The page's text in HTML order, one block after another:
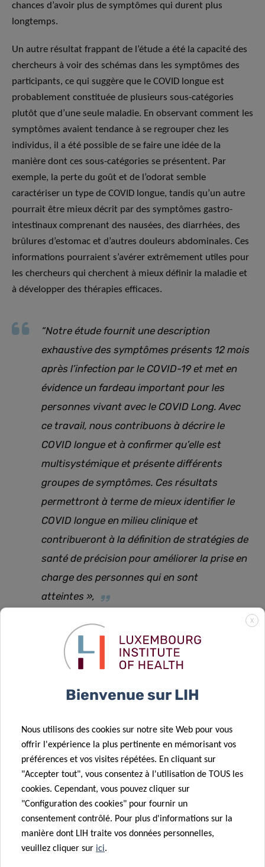
chances d’avoir plus de symptômes qui durent plus
longtemps.
Un autre résultat frappant de l’étude a été la capacité des
chercheurs à voir des schémas dans les symptômes des
participants, ce qui suggère que le COVID longue est
probablement constituée de plusieurs sous-catégories
plutôt que d’une seule maladie. En observant comment les
symptômes avaient tendance à se regrouper chez les
individus, il a été possible de se faire une idée de la
manière dont ces sous-catégories se présentent. Par
exemple, la perte du goût et de l’odorat semble
caractériser un type de COVID longue, tandis qu’un autre
pourrait être mieux décrit par des symptômes gastro-
intestinaux comprenant des nausées, des diarrhées, des
brûlures d’estomac et d’autres douleurs abdominales. Ces
informations pourraient s’avérer extrêmement utiles pour
les chercheurs qui cherchent à mieux définir la maladie et
à développer des thérapies efficaces.
“Notre étude fournit une description
exhaustive des symptômes présents 12 mois
après l’infection par le COVID-19 et met en
évidence un fardeau important pour les
personnes vivant avec le COVID Long. Avec
ce travail, nous contribuons à décrire le
COVID longue et à confirmer qu’elle est
multisystémique et présente différents
groupes de symptômes. Ces résultats
permettront à terme de mieux identifier le
COVID longue en milieu clinique et
contribueront à la définition de stratégies de
santé de précision pour améliorer la prise en
charge des personnes qui en sont
atteintes »,
résume l’auteure principale de l’étude, Aurélie
Fischer, coordinatrice scientifique au sein de l’unité
de recherche Deep Digital Phenotyping du LIH.
L’étude a été publiée le 5 août 2022 dansOpen Forum
par des pairs et consacrée à l’intersection de la science
biomédicale et de la pratique clinique, sous le titre
complet «Long COVID Symptomatology After 12 Months
and Its Impact on Quality of Life According to Initial
Coronavirus Disease 2019 Disease Severity
10.1093/OFID-ofac-397).
Financement et collaborations
X
Bienvenue sur LIH
Nous utilisons des cookies sur notre site Web pour vous
offrir l'expérience la plus pertinente en mémorisant vos
préférences et vos visites répétées. En cliquant sur
"Accepter tout", vous consentez à l'utilisation de TOUS les
cookies. Cependant, vous pouvez cliquer sur
"Configuration des cookies" pour fournir un
consentement contrôlé. Pour plus d'informations sur la
manière dont LIH traite vos données personnelles,
veuillez cliquer sur ici.